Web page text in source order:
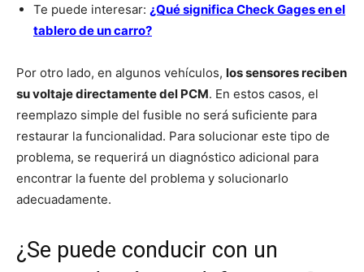
Te puede interesar: ¿Qué significa Check Gages en el
tablero de un carro?
Por otro lado, en algunos vehículos, los sensores reciben
su voltaje directamente del PCM. En estos casos, el
reemplazo simple del fusible no será suficiente para
restaurar la funcionalidad. Para solucionar este tipo de
problema, se requerirá un diagnóstico adicional para
encontrar la fuente del problema y solucionarlo
adecuadamente.
¿Se puede conducir con un